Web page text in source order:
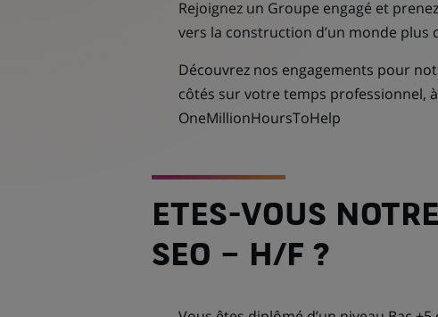
Rejoignez un Groupe engagé et
vers la construction d’un monde plus
Découvrez nos engagements pour
côtés sur votre temps professionnel,
OneMillionHoursToHelp
ETES-VOUS
SEO – H/F ?